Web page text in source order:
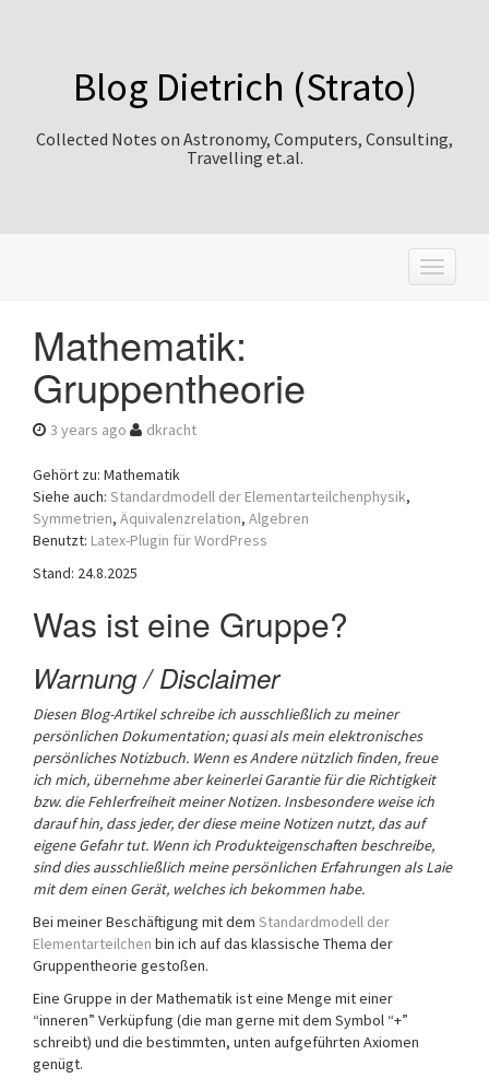
Blog Dietrich (Strato)
Collected Notes on Astronomy, Computers, Consulting,
Travelling et.al.
T
o
Mathematik:
Gruppentheorie
3 years ago dkracht
Gehört zu: Mathematik
Siehe auch: Standardmodell der Elementarteilchenphysik,
Symmetrien, Äquivalenzrelation, Algebren
Benutzt: Latex-Plugin für WordPress
Stand: 24.8.2025
Was ist eine Gruppe?
Warnung / Disclaimer
Diesen Blog-Artikel schreibe ich ausschließlich zu meiner
persönlichen Dokumentation; quasi als mein elektronisches
persönliches Notizbuch. Wenn es Andere nützlich finden, freue
ich mich, übernehme aber keinerlei Garantie für die Richtigkeit
bzw. die Fehlerfreiheit meiner Notizen. Insbesondere weise ich
darauf hin, dass jeder, der diese meine Notizen nutzt, das auf
eigene Gefahr tut. Wenn ich Produkteigenschaften beschreibe,
sind dies ausschließlich meine persönlichen Erfahrungen als Laie
mit dem einen Gerät, welches ich bekommen habe.
Bei meiner Beschäftigung mit dem Standardmodell der
Elementarteilchen bin ich auf das klassische Thema der
Gruppentheorie gestoßen.
Eine Gruppe in der Mathematik ist eine Menge mit einer
“inneren” Verküpfung (die man gerne mit dem Symbol “+”
schreibt) und die bestimmten, unten aufgeführten Axiomen
genügt.